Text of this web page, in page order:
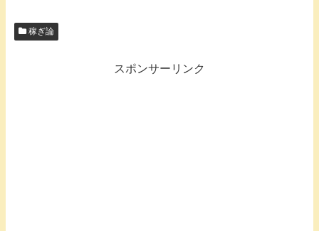
稼ぎ論
スポンサーリンク